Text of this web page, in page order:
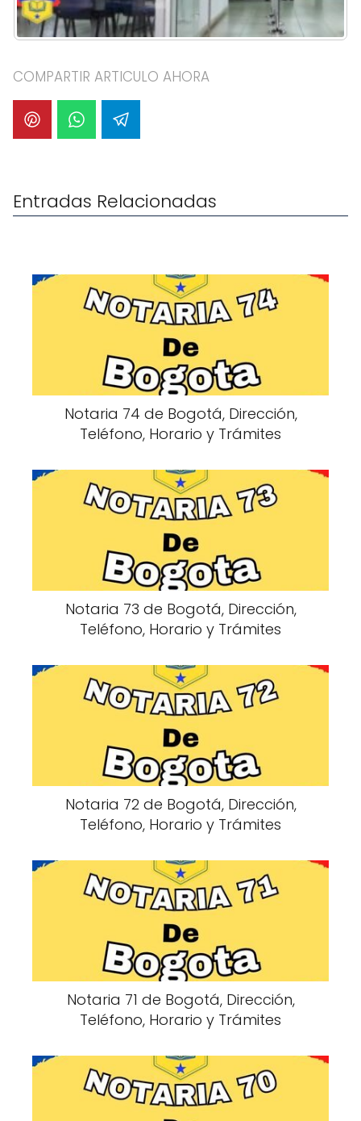
COMPARTIR ARTICULO AHORA
Entradas Relacionadas
Notaria 74 de Bogotá, Dirección,
Teléfono, Horario y Trámites
Notaria 73 de Bogotá, Dirección,
Teléfono, Horario y Trámites
Notaria 72 de Bogotá, Dirección,
Teléfono, Horario y Trámites
Notaria 71 de Bogotá, Dirección,
Teléfono, Horario y Trámites